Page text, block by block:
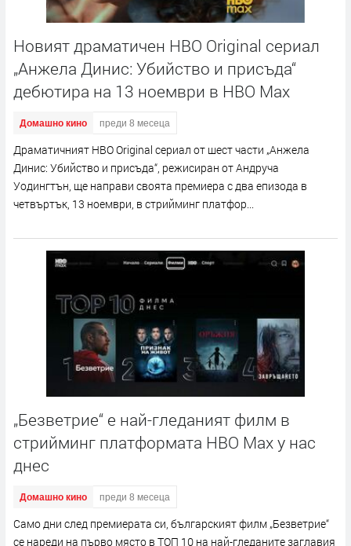
Новият драматичен HBO Original сериал
„Анжела Динис: Убийство и присъда“
дебютира на 13 ноември в HBO Max
Домашно кино преди 8 месеца
Драматичният HBO Original сериал от шест части „Анжела
Динис: Убийство и присъда“, режисиран от Андруча
Уодингтън, ще направи своята премиера с два епизода в
четвъртък, 13 ноември, в стрийминг платфор...
„Безветрие“ е най-гледаният филм в
стрийминг платформата HBO Max у нас
днес
Домашно кино преди 8 месеца
Само дни след премиерата си, българският филм „Безветрие“
се нареди на първо място в ТОП 10 на най-гледаните заглавия